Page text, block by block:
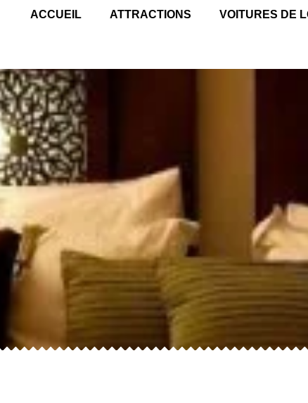
ACCUEIL ATTRACTIONS VOITURES DE